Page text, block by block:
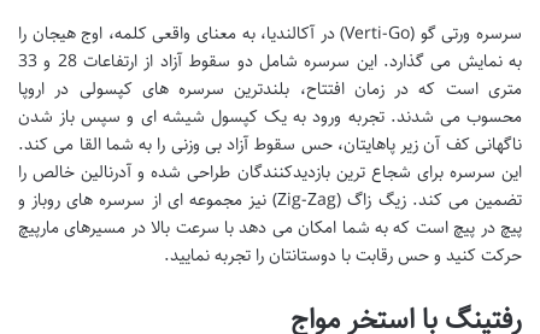
سرسره ورتی گو (Verti-Go) در آکالندیا، به معنای واقعی کلمه، اوج هیجان را
به نمایش می گذارد. این سرسره شامل دو سقوط آزاد از ارتفاعات 28 و 33
متری است که در زمان افتتاح، بلندترین سرسره های کپسولی در اروپا
محسوب می شدند. تجربه ورود به یک کپسول شیشه ای و سپس باز شدن
ناگهانی کف آن زیر پاهایتان، حس سقوط آزاد بی وزنی را به شما القا می کند.
این سرسره برای شجاع ترین بازدیدکنندگان طراحی شده و آدرنالین خالص را
تضمین می کند. زیگ زاگ (Zig-Zag) نیز مجموعه ای از سرسره های روباز و
پیچ در پیچ است که به شما امکان می دهد با سرعت بالا در مسیرهای مارپیچ
حرکت کنید و حس رقابت با دوستانتان را تجربه نمایید.
رفتینگ با استخر مواج